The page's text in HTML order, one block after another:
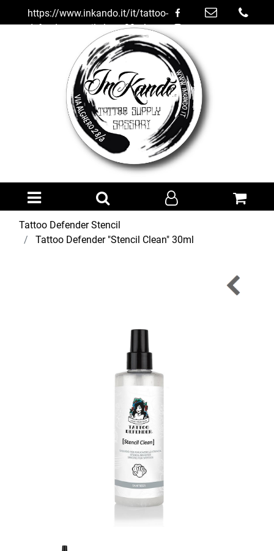
https://www.inkando.it/it/tattoo-
defender-stencil-clean-30ml
Open menu
Tattoo Defender Stencil
Tattoo Defender "Stencil Clean" 30ml